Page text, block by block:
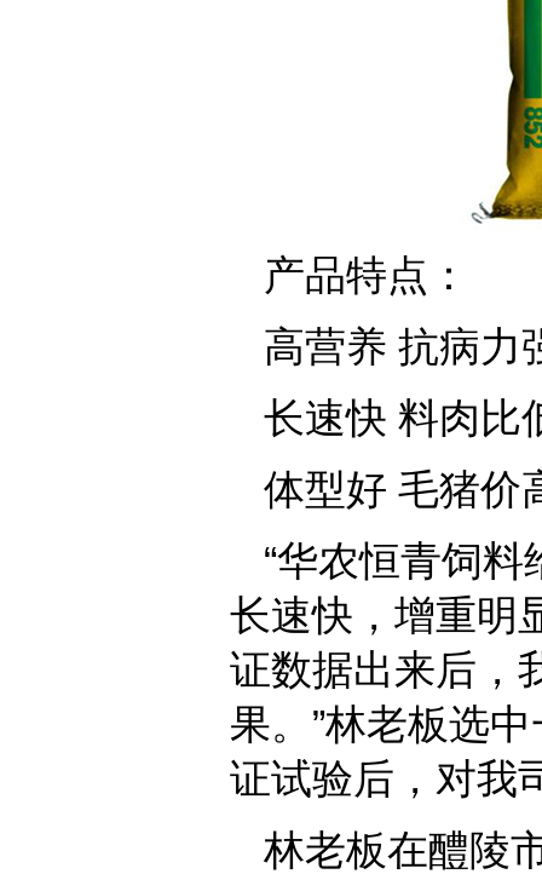
产品特点：
高营养 抗病力
长速快 料肉比
体型好 毛猪价
“华农恒青饲
长速快，增重明
证数据出来后，
果。”林老板选
证试验后，对我
林老板在醴陵